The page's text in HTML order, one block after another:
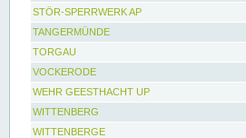
STÖR-SPERRWERK AP
TANGERMÜNDE
TORGAU
VOCKERODE
WEHR GEESTHACHT UP
WITTENBERG
WITTENBERGE